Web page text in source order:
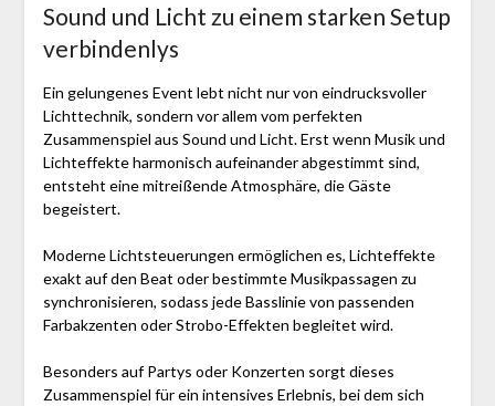
Sound und Licht zu einem starken Setup
verbindenlys
Ein gelungenes Event lebt nicht nur von eindrucksvoller
Lichttechnik, sondern vor allem vom perfekten
Zusammenspiel aus Sound und Licht. Erst wenn Musik und
Lichteffekte harmonisch aufeinander abgestimmt sind,
entsteht eine mitreißende Atmosphäre, die Gäste
begeistert.
Moderne Lichtsteuerungen ermöglichen es, Lichteffekte
exakt auf den Beat oder bestimmte Musikpassagen zu
synchronisieren, sodass jede Basslinie von passenden
Farbakzenten oder Strobo-Effekten begleitet wird.
Besonders auf Partys oder Konzerten sorgt dieses
Zusammenspiel für ein intensives Erlebnis, bei dem sich